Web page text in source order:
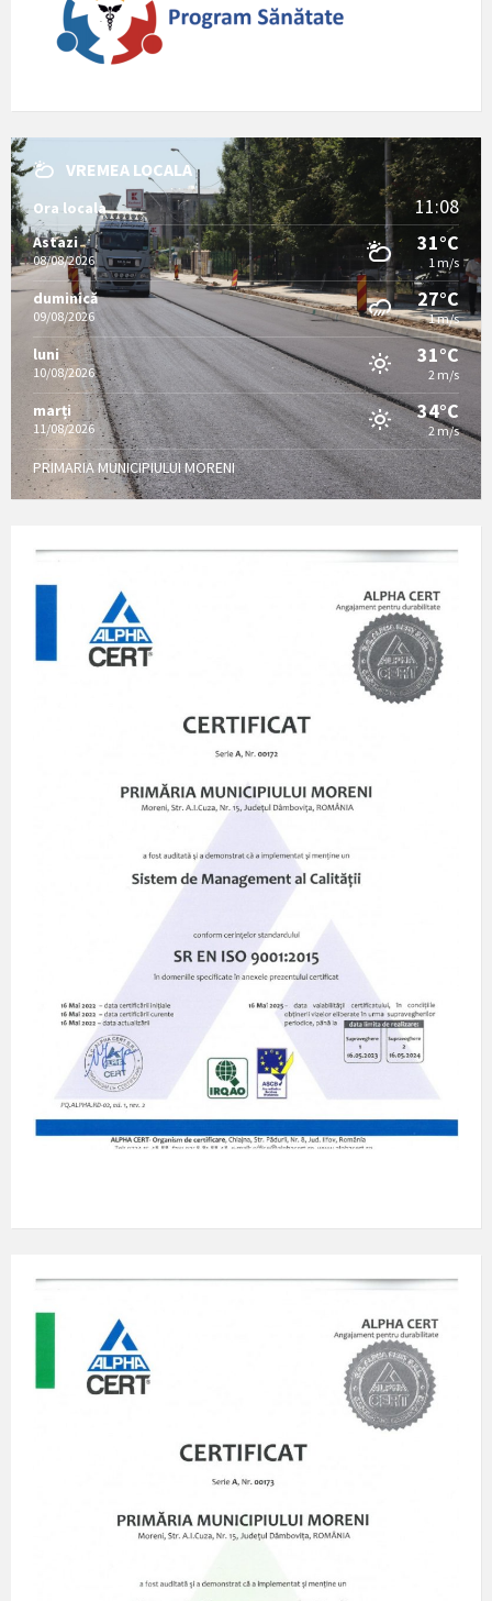
VREMEA LOCALA
Ora locala 11:08
Astazi
08/08/2026
31°C
1 m/s
duminică
09/08/2026
27°C
1 m/s
luni
10/08/2026
31°C
2 m/s
marți
11/08/2026
34°C
2 m/s
PRIMARIA MUNICIPIULUI MORENI